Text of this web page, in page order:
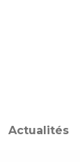
Actualités